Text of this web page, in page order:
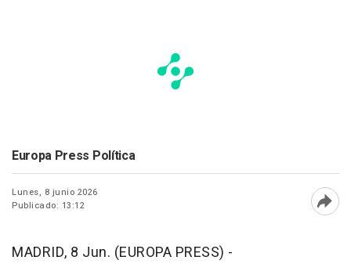
Europa Press Política
Lunes, 8 junio 2026
Publicado: 13:12
MADRID, 8 Jun. (EUROPA PRESS) -